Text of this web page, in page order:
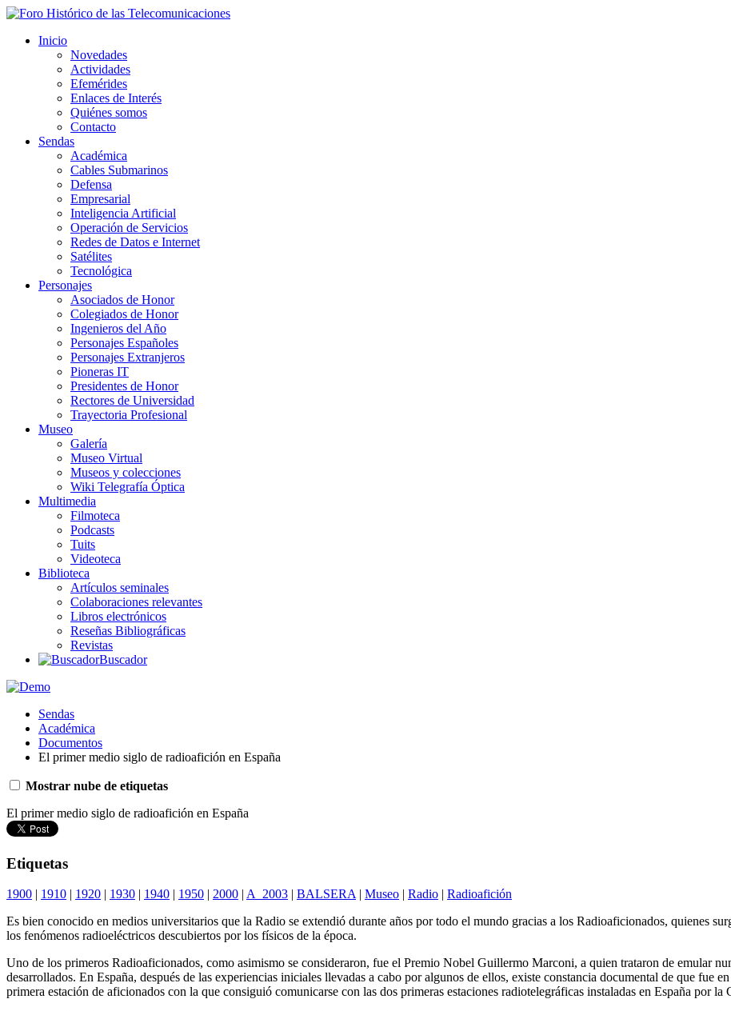
Inicio
Novedades
Actividades
Efemérides
Enlaces de Interés
Quiénes somos
Contacto
Sendas
Académica
Cables Submarinos
Defensa
Empresarial
Inteligencia Artificial
Operación de Servicios
Redes de Datos e Internet
Satélites
Tecnológica
Personajes
Asociados de Honor
Colegiados de Honor
Ingenieros del Año
Personajes Españoles
Personajes Extranjeros
Pioneras IT
Presidentes de Honor
Rectores de Universidad
Trayectoria Profesional
Museo
Galería
Museo Virtual
Museos y colecciones
Wiki Telegrafía Óptica
Multimedia
Filmoteca
Podcasts
Tuits
Videoteca
Biblioteca
Artículos seminales
Colaboraciones relevantes
Libros electrónicos
Reseñas Bibliográficas
Revistas
Buscador
Sendas
Académica
Documentos
El primer medio siglo de radioafición en España
Mostrar nube de etiquetas
El primer medio siglo de radioafición en España
Etiquetas
1900 | 1910 | 1920 | 1930 | 1940 | 1950 | 2000 | A_2003 | BALSERA| Museo | Radio | Radioafición
Es bien conocido en medios universitarios que la Radio se extendió durante años por todo el mundo gracias a los Radioaficionados, quienes
los fenómenos radioeléctricos descubiertos por los físicos de la época.
Uno de los primeros Radioaficionados, como asimismo se consideraron, fue el Premio Nobel Guillermo Marconi, a quien trataron de emular
desarrollados. En España, después de las experiencias iniciales llevadas a cabo por algunos de ellos, existe constancia documental de que fue
primera estación de aficionados con la que consiguió comunicarse con las dos primeras estaciones radiotelegráficas instaladas en España por la